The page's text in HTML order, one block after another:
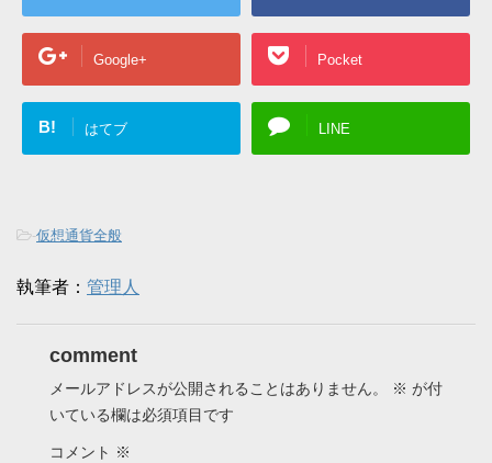
Google+ Pocket
B! はてブ LINE
-仮想通貨全般
執筆者： 管理人
comment
メールアドレスが公開されることはありません。 ※ が付
いている欄は必須項目です
コメント ※